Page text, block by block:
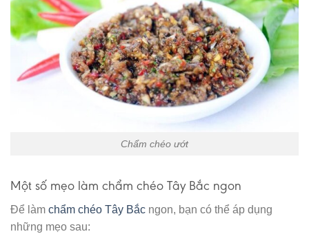
Chẩm chéo ướt
Một số mẹo làm chẩm chéo Tây Bắc ngon
Để làm chẩm chéo Tây Bắc ngon, bạn có thể áp dụng
những mẹo sau: